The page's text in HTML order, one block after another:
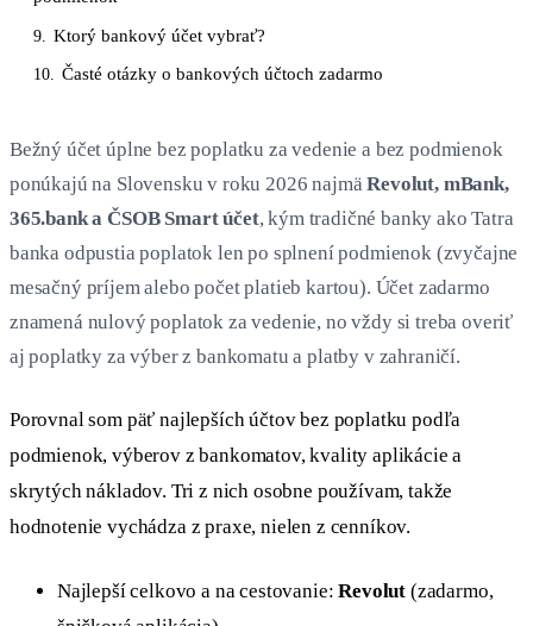
9. Ktorý bankový účet vybrať?
10. Časté otázky o bankových účtoch zadarmo
Bežný účet úplne bez poplatku za vedenie a bez podmienok
ponúkajú na Slovensku v roku 2026 najmäRevolut, mBank,
365.bank a ČSOB Smart účet, kým tradičné banky ako Tatra
banka odpustia poplatok len po splnení podmienok (zvyčajne
mesačný príjem alebo počet platieb kartou). Účet zadarmo
znamená nulový poplatok za vedenie, no vždy si treba overiť
aj poplatky za výber z bankomatu a platby v zahraničí.
Porovnal som päť najlepších účtov bez poplatku podľa
podmienok, výberov z bankomatov, kvality aplikácie a
skrytých nákladov. Tri z nich osobne používam, takže
hodnotenie vychádza z praxe, nielen z cenníkov.
Najlepší celkovo a na cestovanie:Revolut (zadarmo,